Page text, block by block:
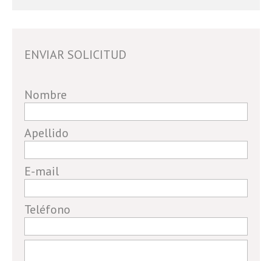
ENVIAR SOLICITUD
If
are
a
human,
ignore
field
Nombre
Apellido
E-mail
Teléfono